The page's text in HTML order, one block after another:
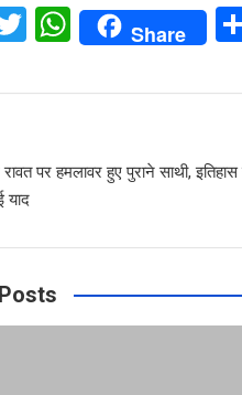
T
tt
W
h
at
A
p
Share
रावत पर हमलावर हुए पुराने साथी,
याद